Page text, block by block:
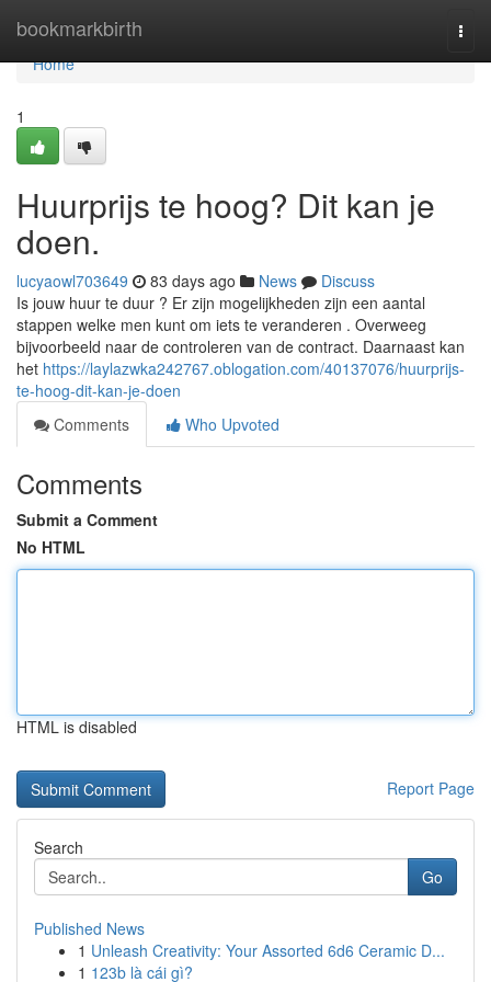
bookmarkbirth
Home
Home
1
Huurprijs te hoog? Dit kan je
doen.
lucyaowl703649 83 days ago News
Discuss
Is jouw huur te duur ? Er zijn mogelijkheden zijn een aantal
stappen welke men kunt om iets te veranderen . Overweeg
bijvoorbeeld naar de controleren van de contract. Daarnaast kan
het https://laylazwka242767.oblogation.com/40137076/huurprijs-
te-hoog-dit-kan-je-doen
Comments
Who Upvoted
Comments
Submit a Comment
No HTML
HTML is disabled
Report Page
Search
Go
Published News
1 Unleash Creativity: Your Assorted 6d6 Ceramic D...
1 123b là cái gì?